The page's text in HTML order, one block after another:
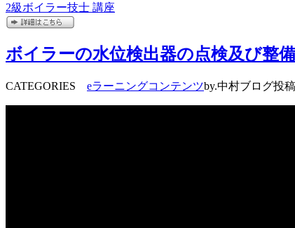
2級ボイラー技士 講座
ボイラーの水位検出器の点検及び整
CATEGORIES eラーニングコンテンツby.中村ブログ投稿